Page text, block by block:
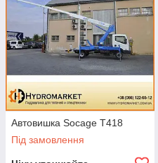
Автовишка Socage T418
Під замовлення